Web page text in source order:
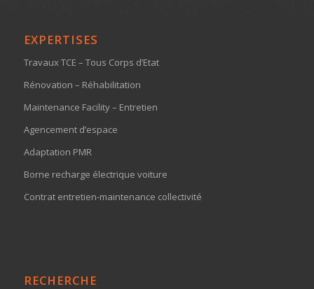
EXPERTISES
Travaux TCE – Tous Corps d’Etat
Rénovation – Réhabilitation
Maintenance Facility – Entretien
Agencement d’espace
Adaptation PMR
Borne recharge électrique voiture
Contrat entretien-maintenance collectivité
RECHERCHE